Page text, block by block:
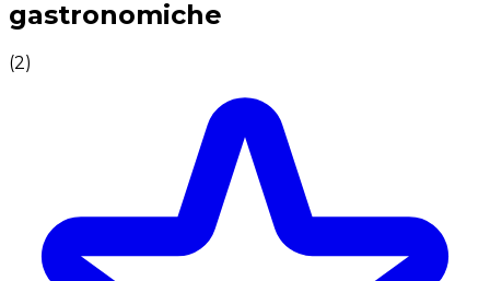
gastronomiche
(2)